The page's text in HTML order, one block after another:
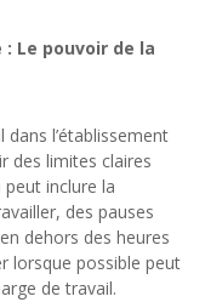
Le pouvoir de la
l’établissement
des limites claires
inclure la
des pauses
dehors des heures
lorsque possible peut
de travail.